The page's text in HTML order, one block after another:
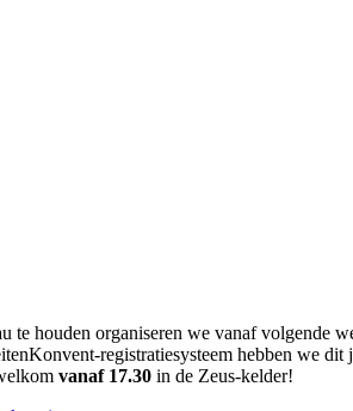
houden organiseren we vanaf volgende
registratiesysteem hebben we
vanaf 17.30 in de Zeus-kelder!